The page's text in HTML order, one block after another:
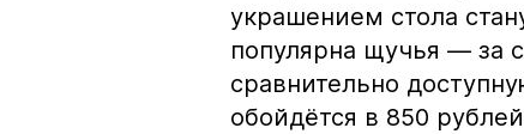
украшением стола
популярна щучья — за
сравнительно
обойдётся в 850